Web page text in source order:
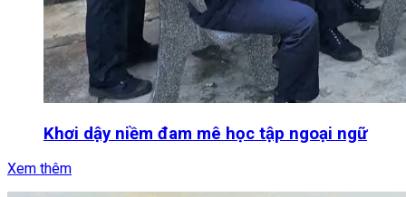
Khơi dậy niềm đam mê học tập ngoại ngữ
Xem thêm